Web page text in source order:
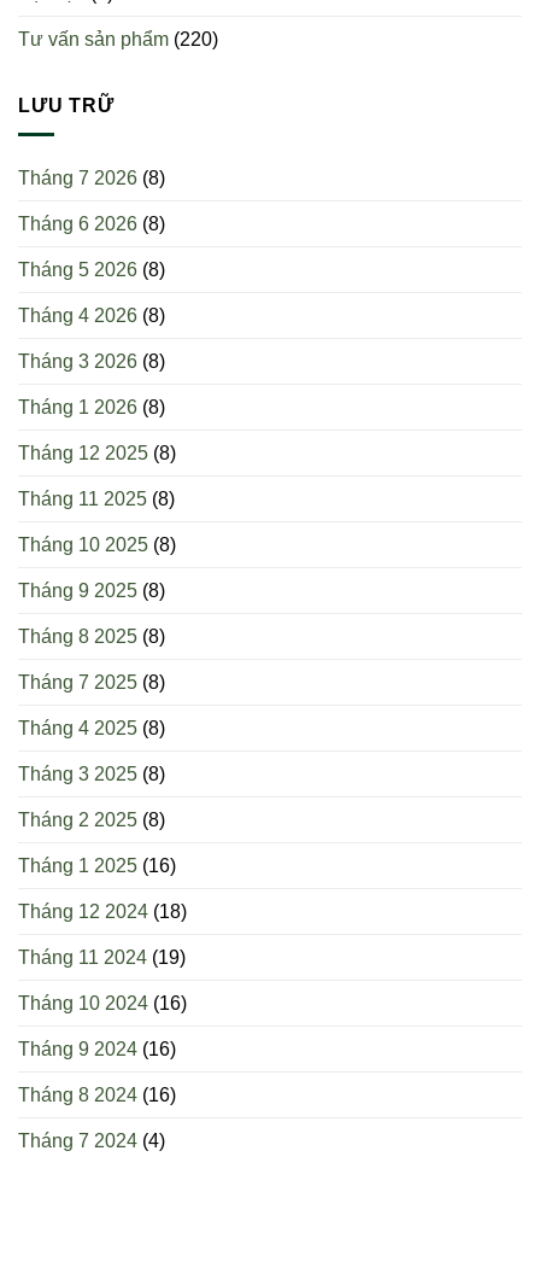
Tư vấn sản phẩm (220)
LƯU TRỮ
Tháng 7 2026 (8)
Tháng 6 2026 (8)
Tháng 5 2026 (8)
Tháng 4 2026 (8)
Tháng 3 2026 (8)
Tháng 1 2026 (8)
Tháng 12 2025 (8)
Tháng 11 2025 (8)
Tháng 10 2025 (8)
Tháng 9 2025 (8)
Tháng 8 2025 (8)
Tháng 7 2025 (8)
Tháng 4 2025 (8)
Tháng 3 2025 (8)
Tháng 2 2025 (8)
Tháng 1 2025 (16)
Tháng 12 2024 (18)
Tháng 11 2024 (19)
Tháng 10 2024 (16)
Tháng 9 2024 (16)
Tháng 8 2024 (16)
Tháng 7 2024 (4)